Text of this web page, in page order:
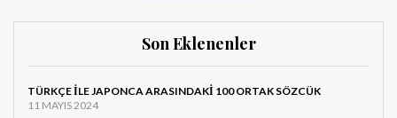
Son Eklenenler
TÜRKÇE ILE JAPONCA ARASINDAKI 100 ORTAK SÖZCÜK
11 MAYIS 2024